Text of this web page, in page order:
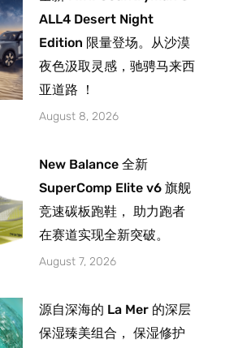
ALL4 Desert Night
Edition 限量登场。从沙漠
夜色汲取灵感，驰骋马来西
亚道路 ！
August 8, 2026
New Balance 全新
SuperComp Elite v6 旗舰
竞速碳板跑鞋， 助力跑者
在赛道实现全新突破。
August 7, 2026
源自深海的 La Mer 的深层
保湿臻美组合， 保湿修护